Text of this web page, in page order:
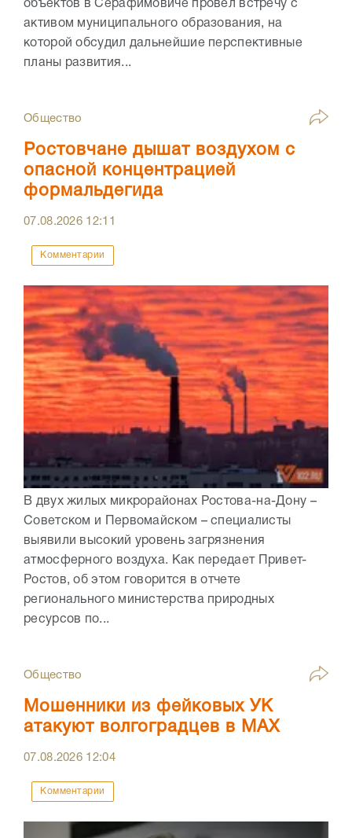
объектов в Серафимовиче провел встречу с
активом муниципального образования, на
которой обсудил дальнейшие перспективные
планы развития...
Общество
Ростовчане дышат воздухом с
опасной концентрацией
формальдегида
07.08.2026 12:11
Комментарии
В двух жилых микрорайонах Ростова-на-Дону –
Советском и Первомайском – специалисты
выявили высокий уровень загрязнения
атмосферного воздуха. Как передает Привет-
Ростов, об этом говорится в отчете
регионального министерства природных
ресурсов по...
Общество
Мошенники из фейковых УК
атакуют волгоградцев в МАХ
07.08.2026 12:04
Комментарии